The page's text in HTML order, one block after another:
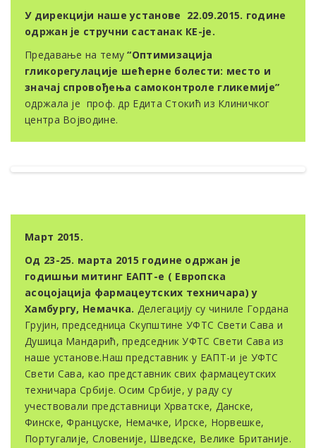
У дирекцији наше установе 22.09.2015. године
oдржан је стручни састанак КЕ-је.
Предавање на тему“Оптимизација
гликорегулације шећерне болести: место и
значај спровођења самоконтроле гликемије”
одржала је проф. др Едита Стокић из Клиничког
центра Војводине.
Март 2015.
Од 23-25. марта 2015 године одржан је
годишњи митинг ЕАПТ-е ( Европска
асоцојација фармацеутских техничара) у
Хамбургу, Немачка. Делегацију су чиниле Гордана
Грујин, председница Скупштине УФТС Свети Сава и
Душица Мандарић, председник УФТС Свети Сава из
наше установе.Наш представник у ЕАПТ-и је УФТС
Свети Сава, као представник свих фармацеутских
техничара Србије. Осим Србије, у раду су
учествовали представници Хрватске, Данске,
Финске, Француске, Немачке, Ирске, Норвешке,
Португалије, Словеније, Шведске, Велике Британије.